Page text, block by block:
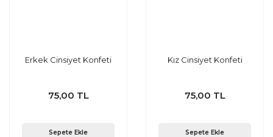
Erkek Cinsiyet Konfeti
75,00 TL
Sepete Ekle
Kız Cinsiyet Konfeti
75,00 TL
Sepete Ekle